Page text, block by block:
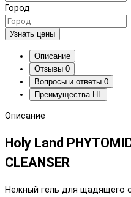
Город
Узнать цены
Описание
Отзывы 0
Вопросы и ответы 0
Преимущества HL
Описание
Holy Land
CLEANSER
Нежный гель для щадящего